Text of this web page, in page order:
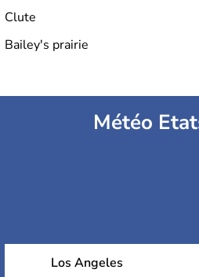
Clute
Bailey's prairie
Météo
Los Angeles